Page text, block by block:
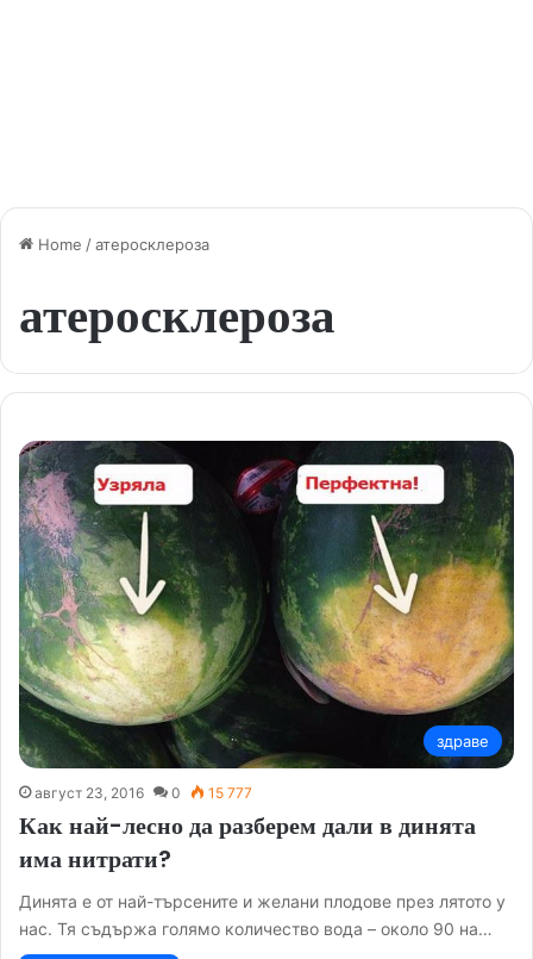
Home /атеросклероза
атеросклероза
здраве
август 23, 2016 0 15 777
Как най-лесно да разберем дали в динята
има нитрати?
Динята е от най-търсените и желани плодове през лятото у
нас. Тя съдържа голямо количество вода – около 90 на…